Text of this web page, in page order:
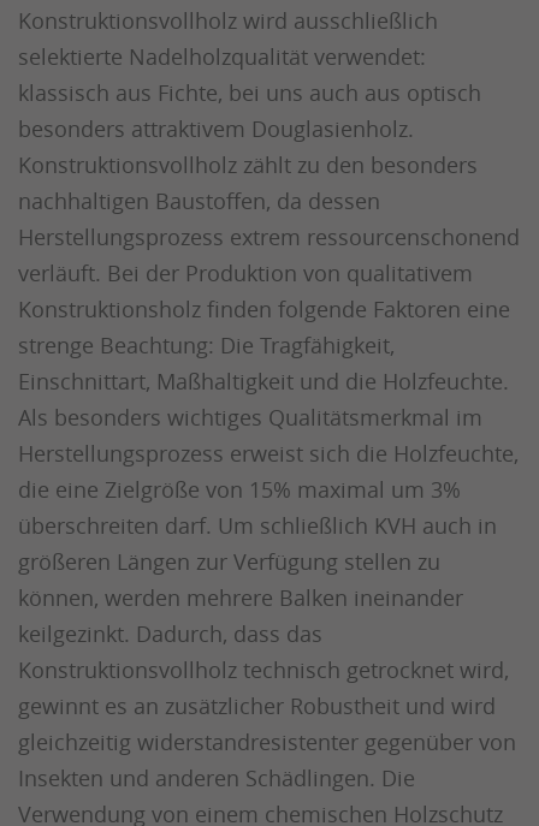
Konstruktionsvollholz wird ausschließlich
selektierte Nadelholzqualität verwendet:
klassisch aus Fichte, bei uns auch aus optisch
besonders attraktivem Douglasienholz.
Konstruktionsvollholz zählt zu den besonders
nachhaltigen Baustoffen, da dessen
Herstellungsprozess extrem ressourcenschonend
verläuft. Bei der Produktion von qualitativem
Konstruktionsholz finden folgende Faktoren eine
strenge Beachtung: Die Tragfähigkeit,
Einschnittart, Maßhaltigkeit und die Holzfeuchte.
Als besonders wichtiges Qualitätsmerkmal im
Herstellungsprozess erweist sich die Holzfeuchte,
die eine Zielgröße von 15% maximal um 3%
überschreiten darf. Um schließlich KVH auch in
größeren Längen zur Verfügung stellen zu
können, werden mehrere Balken ineinander
keilgezinkt. Dadurch, dass das
Konstruktionsvollholz technisch getrocknet wird,
gewinnt es an zusätzlicher Robustheit und wird
gleichzeitig widerstandresistenter gegenüber von
Insekten und anderen Schädlingen. Die
Verwendung von einem chemischen Holzschutz